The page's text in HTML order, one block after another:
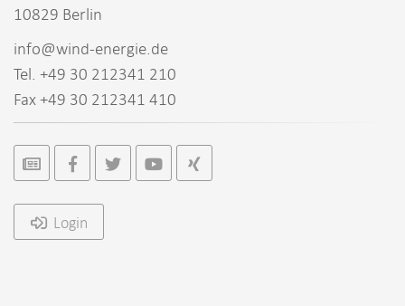
10829 Berlin
info@wind-energie.de
Tel. +49 30 212341 210
Fax +49 30 212341 410
Login